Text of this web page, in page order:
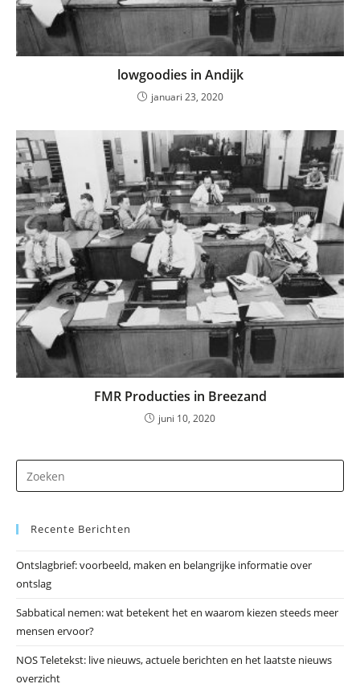
lowgoodies in Andijk
januari 23, 2020
FMR Producties in Breezand
juni 10, 2020
op
Recente Berichten
Ontslagbrief: voorbeeld, maken en belangrijke informatie over
ontslag
Sabbatical nemen: wat betekent het en waarom kiezen steeds meer
mensen ervoor?
NOS Teletekst: live nieuws, actuele berichten en het laatste nieuws
overzicht